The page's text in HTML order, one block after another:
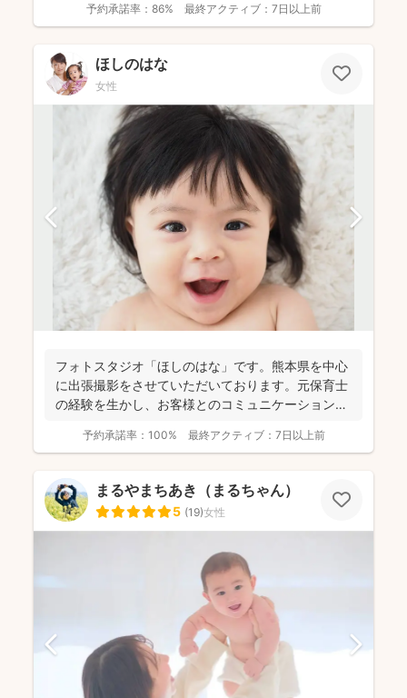
予約承諾率： 86% 最終アクティブ： 7日以上前
ほしのはな
女性
フォトスタジオ「ほしのはな」です。熊本県を中心
に出張撮影をさせていただいております。元保育士
の経験を生かし、お客様とのコミュニケーションを
予約承諾率： 100% 最終アクティブ： 7日以上前
まるやまちあき（まるちゃん）
5 (19)女性